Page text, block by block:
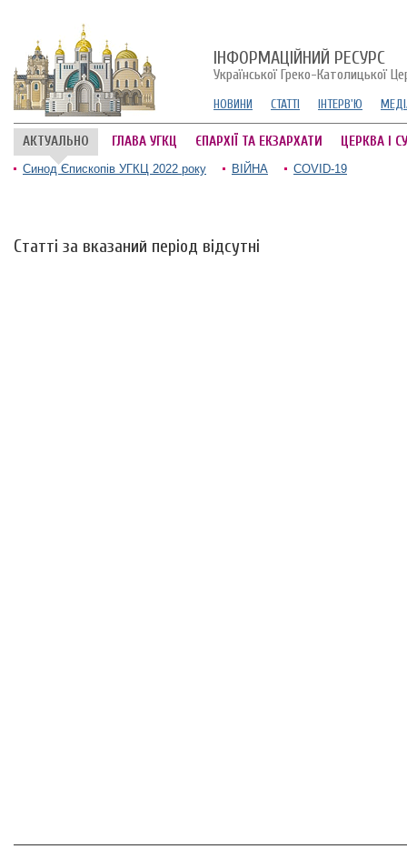
ІНФОРМАЦІЙНИЙ РЕСУРС
Української Греко-Католицької
НОВИНИ СТАТТІ ІНТЕРВ'Ю
АКТУАЛЬНО ГЛАВА УГКЦ ЄПАРХІЇ ТА ЕКЗАРХАТИ ЦЕРКВА І
Синод Єпископів УГКЦ 2022 року ВІЙНА COVID-19
Статті за вказаний період відсутні